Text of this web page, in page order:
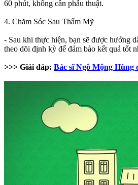
60 phút, không cần phẫu thuật.
4. Chăm Sóc Sau Thẩm Mỹ
- Sau khi thực hiện, bạn sẽ được hướng
theo dõi định kỳ để đảm bảo kết quả tốt
>>> Giải đáp: Bác sĩ Ngô Mộng Hùng